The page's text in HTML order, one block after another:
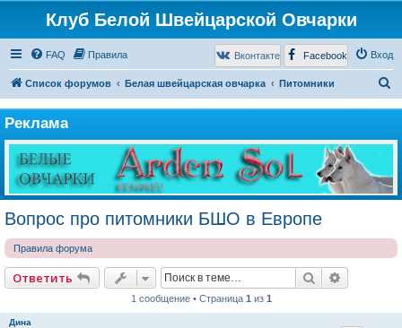
Клуб Белой Швейцарской Овчарки
FAQ Правила Вход
Вконтакте Facebook
Список форумов Белая швейцарская овчарка Питомники
с
Реклама
Вопрос про питомники БШО в Европе
Правила форума
Ответить Поиск
1 сообщение • Страница 1 из 1
Дина